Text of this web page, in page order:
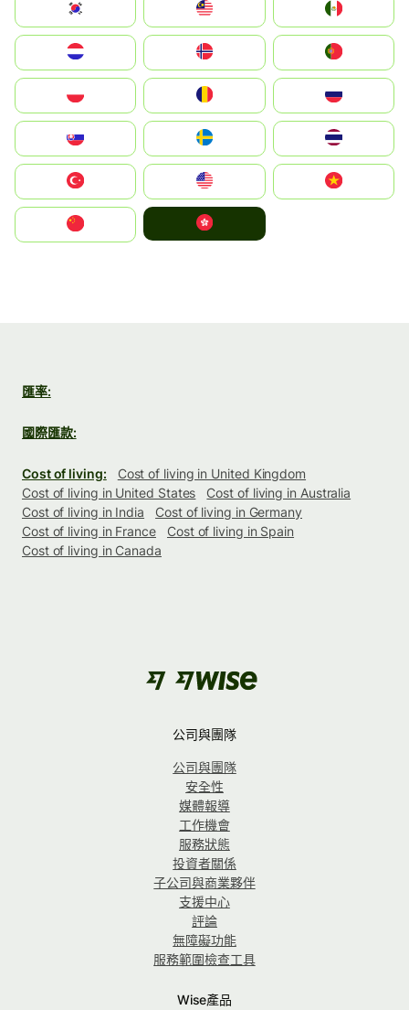
South Korea
United States
中國香港特別行政區
匯率:
國際匯款:
Cost of living:
Cost of living in United Kingdom
Cost of living in United States
Cost of living in Australia
Cost of living in India
Cost of living in Germany
Cost of living in France
Cost of living in Spain
Cost of living in Canada
公司與團隊
公司與團隊
安全性
媒體報導
工作機會
服務狀態
投資者關係
子公司與商業夥伴
支援中心
評論
無障礙功能
服務範圍檢查工具
Wise產品